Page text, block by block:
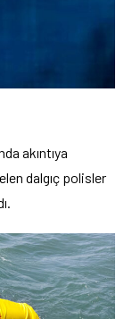
akıntıya
dalgıç polisler